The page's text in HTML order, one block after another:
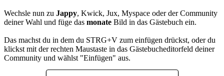
Wechsle nun zu Jappy, Kwick, Jux, Myspace oder der Community
deiner Wahl und füge das monate Bild in das Gästebuch ein.
Das machst du in dem du STRG+V zum einfügen drückst, oder du
klickst mit der rechten Maustaste in das Gästebucheditorfeld deiner
Community und wählst "Einfügen" aus.